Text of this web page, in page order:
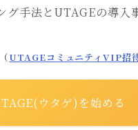
手法とUTAGEの導入
UTAGEコミュニティVIP招
ウタゲ)を始める